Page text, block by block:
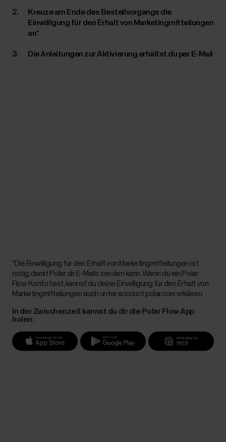
Kreuze am Ende des Bestellvorgangs die
Einwilligung für den Erhalt von Marketingmitteilungen
an*
Die Anleitungen zur Aktivierung erhältst du per E-Mail
*Die Einwilligung für den Erhalt von Marketingmitteilungen ist
nötig, damit Polar dir E-Mails senden kann. Wenn du ein Polar
Flow Konto hast, kannst du deine Einwilligung für den Erhalt von
Marketingmitteilungen auch unter account.polar.com erklären.
In der Zwischenzeit kannst du dir die Polar Flow App
holen: